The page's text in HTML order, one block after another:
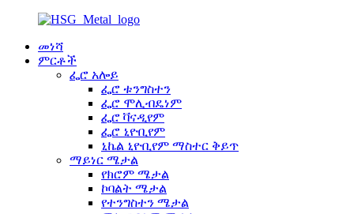
መነሻ
ምርቶች
ፌሮ አሎይ
ፌሮ ቱንግስተን
ፌሮ ሞሊብዴነም
ፌሮ ቫናዲየም
ፌሮ ኒዮቢየም
ኒኬል ኒዮቢየም ማስተር ቅይጥ
ማይነር ሜታል
የክሮም ሜታል
ኮባልት ሜታል
የተንግስተን ሜታል